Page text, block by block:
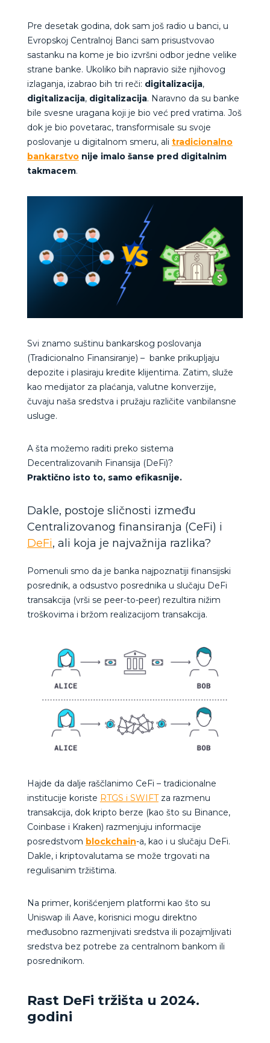
Pre desetak godina, dok sam još radio u banci, u
Evropskoj Centralnoj Banci sam prisustvovao
sastanku na kome je bio izvršni odbor jedne velike
strane banke. Ukoliko bih napravio siže njihovog
izlaganja, izabrao bih tri reči: digitalizacija,
digitalizacija, digitalizacija. Naravno da su banke
bile svesne uragana koji je bio već pred vratima. Još
dok je bio povetarac, transformisale su svoje
poslovanje u digitalnom smeru, ali tradicionalno
bankarstvonije imalo šanse pred digitalnim
takmacem.
Svi znamo suštinu bankarskog poslovanja
(Tradicionalno Finansiranje) – banke prikupljaju
depozite i plasiraju kredite klijentima. Zatim, služe
kao medijator za plaćanja, valutne konverzije,
čuvaju naša sredstva i pružaju različite vanbilansne
usluge.
A šta možemo raditi preko sistema
Decentralizovanih Finansija (DeFi)?
Praktično isto to, samo efikasnije.
Dakle, postoje sličnosti između
Centralizovanog finansiranja (CeFi) i
DeFi, ali koja je najvažnija razlika?
Pomenuli smo da je banka najpoznatiji finansijski
posrednik, a odsustvo posrednika u slučaju DeFi
transakcija (vrši se peer-to-peer) rezultira nižim
troškovima i bržom realizacijom transakcija.
Hajde da dalje raščlanimo CeFi – tradicionalne
institucije koriste RTGS i SWIFTza razmenu
transakcija, dok kripto berze (kao što su Binance,
Coinbase i Kraken) razmenjuju informacije
posredstvom blockchain-a, kao i u slučaju DeFi.
Dakle, i kriptovalutama se može trgovati na
regulisanim tržištima.
Na primer, korišćenjem platformi kao što su
Uniswap ili Aave, korisnici mogu direktno
međusobno razmenjivati sredstva ili pozajmljivati
sredstva bez potrebe za centralnom bankom ili
posrednikom.
Rast DeFi tržišta u 2024.
godini